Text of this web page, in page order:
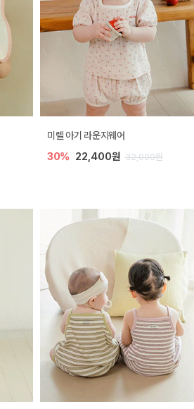
미렐 아기 라운지웨어
30% 22,400원 32,000원